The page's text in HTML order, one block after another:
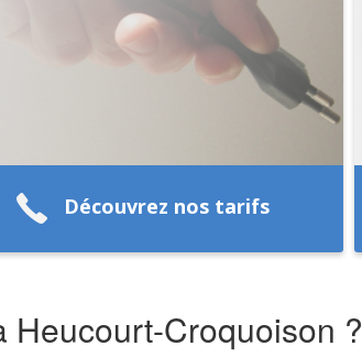
Découvrez nos tarifs
Croquoison ?